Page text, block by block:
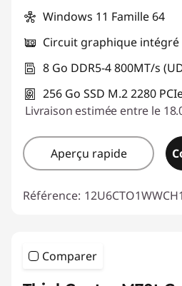
Windows 11 Famille 64
Circuit graphique intégré
8 Go DDR5-4 800MT/s
256 Go SSD M.2 2280
Livraison estimée entre le
Aperçu rapide
Référence: 12U6CTO1WWCH1
Comparer